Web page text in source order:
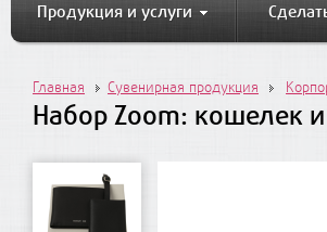
Продукция и услуги
Главная Сувенирная продукция
Набор Zoom: кошелек